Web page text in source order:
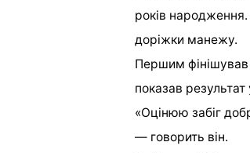
років народження.
доріжки манежу.
Першим
показав
«Оцінюю забіг
— говорить він.